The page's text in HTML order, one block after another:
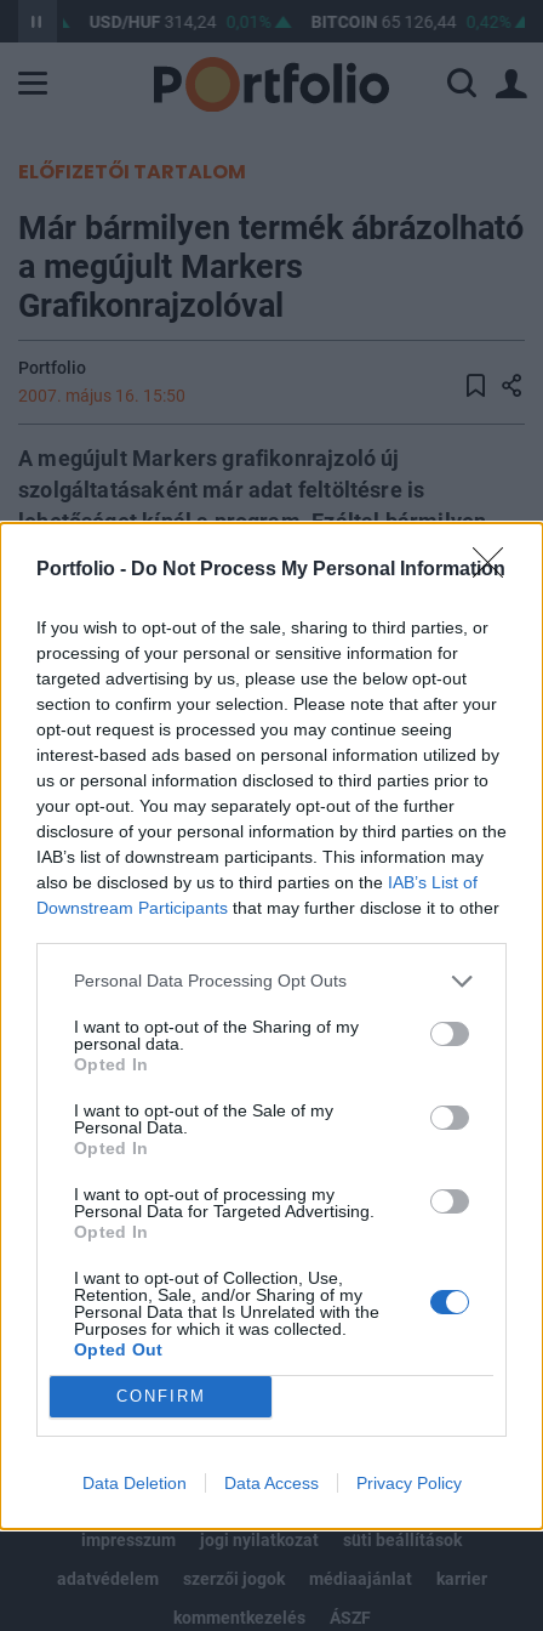
Portfolio - Do Not Process My Personal Information
If you wish to opt-out of the sale, sharing to third parties, or
processing of your personal or sensitive information for
targeted advertising by us, please use the below opt-out
section to confirm your selection. Please note that after your
opt-out request is processed you may continue seeing
interest-based ads based on personal information utilized by
us or personal information disclosed to third parties prior to
your opt-out. You may separately opt-out of the further
disclosure of your personal information by third parties on the
IAB’s list of downstream participants. This information may
also be disclosed by us to third parties on the IAB’s List of
Downstream Participants that may further disclose it to other
Personal Data Processing Opt Outs
I want to opt-out of the Sharing of my
personal data.
Opted In
I want to opt-out of the Sale of my
Personal Data.
Opted In
I want to opt-out of processing my
Personal Data for Targeted Advertising.
Opted In
I want to opt-out of Collection, Use,
Retention, Sale, and/or Sharing of my
Personal Data that Is Unrelated with the
Purposes for which it was collected.
Opted Out
CONFIRM
Data Deletion Data Access Privacy Policy
0,04% USD/HUF 314,24 0,01% BITCOIN 65 126,44 0,42%
ELŐFIZETŐI TARTALOM
Már bármilyen termék ábrázolható
a megújult Markers
Grafikonrajzolóval
Portfolio
2007. május 16. 15:50
A megújult Markers grafikonrajzoló új
szolgáltatásaként már adat feltöltésre is
lehetőséget kínál a program. Ezáltal bármilyen
tőzsdei termékről grafikon rajzolható, illetve a
grafikonhoz rendelhetjük a technikai elemzés
teljes eszköztárát.
A következő grafikonon az amerikai piacon népszerű
QQQQ index követő alap látható, amelyik a Nasdaq 100
index leképezése. Az alap a Nasdaq 100 index valamennyi
komponensét tartalmazza, amelyek hagyományosan a
Nasdaq index legjelentősebb nem pénzügyi cégeiből
kerülnek ki. A grafikon egy amerikai Web oldalról szabadon
letölthető adatok felhasználásával készült. Amennyiben...
KEDVES OLVASÓNK!
tartozik, melynek olvasása előfizetéses
regisztrációhoz kötött.
Az előfizetés a következőket tartalmazza:
Portfolio.hu teljes cikkarchívum
Kötéslisták: BÉT elmúlt 2 év napon belüli
kötéslistái
Előfizetés
MÁR ELŐFIZETŐNK VAGY?BEJELENTKEZÉS
impresszum
jogi nyilatkozat
süti beállítások
adatvédelem
szerzői jogok médiaajánlat
karrier
kommentkezelés
ÁSZF